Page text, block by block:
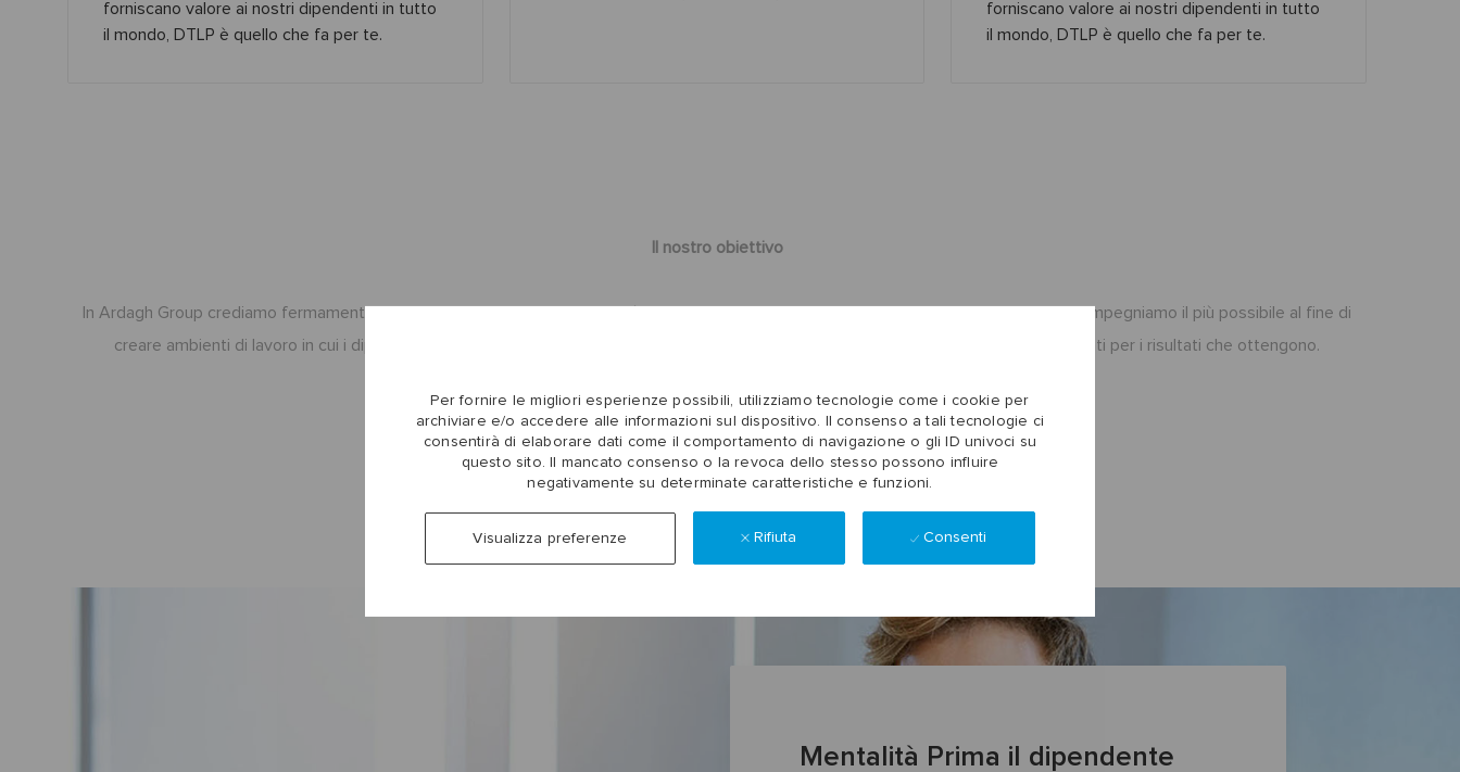
Per fornire le migliori esperienze possibili, utilizziamo tecnologie come i cookie per
archiviare e/o accedere alle informazioni sul dispositivo. Il consenso a tali tecnologie ci
consentirà di elaborare dati come il comportamento di navigazione o gli ID univoci su
questo sito. Il mancato consenso o la revoca dello stesso possono influire
negativamente su determinate caratteristiche e funzioni.
Visualizza preferenze Rifiuta Consenti
forniscano valore ai nostri dipendenti in tutto
il mondo, DTLP è quello che fa per te.
forniscano valore ai nostri dipendenti in tutto
il mondo, DTLP è quello che fa per te.
Il nostro obiettivo
In Ardagh Group crediamo fermamente che il successo della nostra attività dipenda dal successo delle persone che ne fanno parte. Ci impegniamo il più possibile al fine di
creare ambienti di lavoro in cui i dipendenti si sentano apprezzati, possano lavorare al massimo delle loro potenzialità e siano premiati per i risultati che ottengono.
Cosa dicono i nostri dipendenti
Mentalità Prima il dipendente